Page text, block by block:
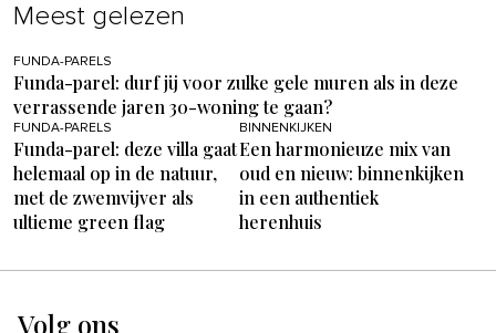
Meest gelezen
FUNDA-PARELS
Funda-parel: durf jij voor zulke gele muren als in deze
verrassende jaren 30-woning te gaan?
FUNDA-PARELS
Funda-parel: deze villa gaat
helemaal op in de natuur,
met de zwemvijver als
ultieme green flag
BINNENKIJKEN
Een harmonieuze mix van
oud en nieuw: binnenkijken
in een authentiek
herenhuis
Volg ons